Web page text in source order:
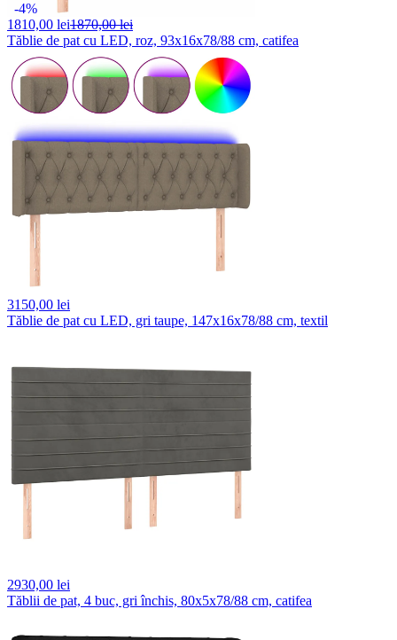
-4%
1810,00 lei1870,00 lei
Tăblie de pat cu LED, roz, 93x16x78/88 cm, catifea
3150,00 lei
Tăblie de pat cu LED, gri taupe, 147x16x78/88 cm, textil
2930,00 lei
Tăblii de pat, 4 buc, gri închis, 80x5x78/88 cm, catifea